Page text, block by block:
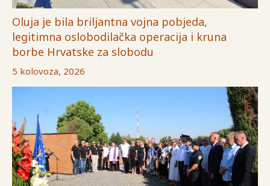
Oluja je bila briljantna vojna pobjeda,
legitimna oslobodilačka operacija i kruna
borbe Hrvatske za slobodu
5 kolovoza, 2026